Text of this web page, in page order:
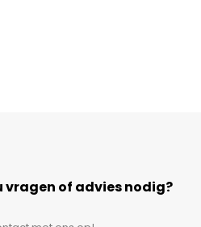
vragen of advies nodig?